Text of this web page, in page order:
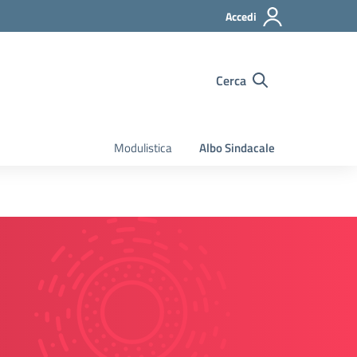
Accedi
Cerca
Modulistica Albo Sindacale